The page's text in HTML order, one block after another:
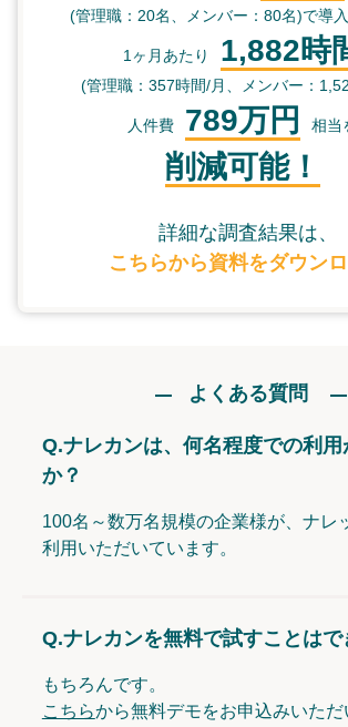
(管理職：20名、メンバー：80名)で導入
1ヶ月あたり 1,882時
(管理職：357時間/月、メンバー：
人件費 789万円 相当
削減可能！
詳細な調査結果は、
こちらから資料をダウン
よくある質問
Q.ナレカンは、何名程度での利
か？
100名～数万名規模の企業様が、ナレ
利用いただいています。
Q.ナレカンを無料で試すことはで
もちろんです。
こちらから無料デモをお申込みいた